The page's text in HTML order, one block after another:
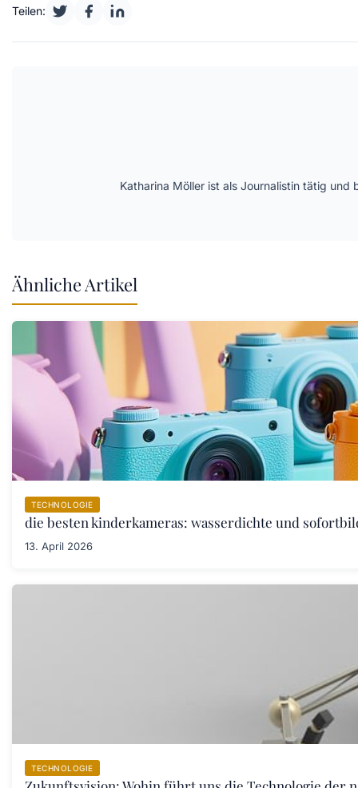
Teilen:
Katharina Möller ist als Journalistin tätig
Ähnliche Artikel
TECHNOLOGIE
die besten kinderkameras: wasserdichte und
13. April 2026
TECHNOLOGIE